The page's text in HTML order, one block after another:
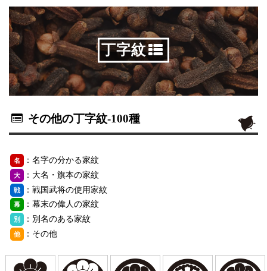
丁字紋
その他の丁字紋-100種
名 ：名字の分かる家紋
大 ：大名・旗本の家紋
戦 ：戦国武将の使用家紋
幕 ：幕末の偉人の家紋
別 ：別名のある家紋
他 ：その他